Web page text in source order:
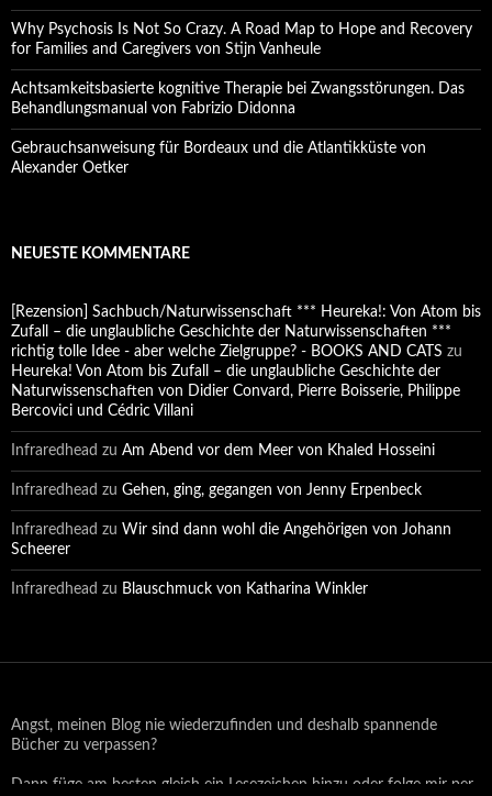
Why Psychosis Is Not So Crazy. A Road Map to Hope and Recovery
for Families and Caregivers von Stijn Vanheule
Achtsamkeitsbasierte kognitive Therapie bei Zwangsstörungen. Das
Behandlungsmanual von Fabrizio Didonna
Gebrauchsanweisung für Bordeaux und die Atlantikküste von
Alexander Oetker
NEUESTE KOMMENTARE
[Rezension] Sachbuch/Naturwissenschaft *** Heureka!: Von Atom bis
Zufall – die unglaubliche Geschichte der Naturwissenschaften ***
richtig tolle Idee - aber welche Zielgruppe? - BOOKS AND CATS zu
Heureka! Von Atom bis Zufall – die unglaubliche Geschichte der
Naturwissenschaften von Didier Convard, Pierre Boisserie, Philippe
Bercovici und Cédric Villani
Infraredhead zu Am Abend vor dem Meer von Khaled Hosseini
Infraredhead zu Gehen, ging, gegangen von Jenny Erpenbeck
Infraredhead zu Wir sind dann wohl die Angehörigen von Johann
Scheerer
Infraredhead zu Blauschmuck von Katharina Winkler
Angst, meinen Blog nie wiederzufinden und deshalb spannende
Bücher zu verpassen?
Dann füge am besten gleich ein Lesezeichen hinzu oder folge mir per